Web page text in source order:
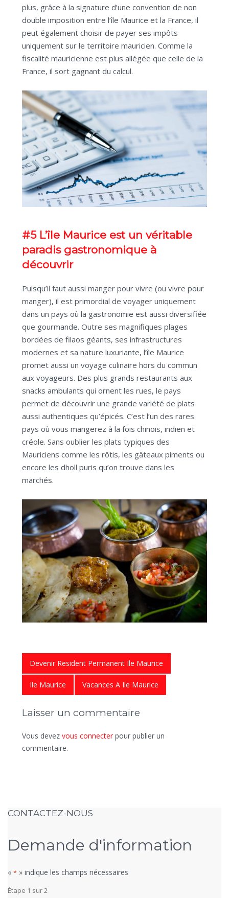
plus, grâce à la signature d’une convention de non
double imposition entre l’île Maurice et la France, il
peut également choisir de payer ses impôts
uniquement sur le territoire mauricien. Comme la
fiscalité mauricienne est plus allégée que celle de la
France, il sort gagnant du calcul.
#5 L’île Maurice est un véritable
paradis gastronomique à
découvrir
Puisqu’il faut aussi manger pour vivre (ou vivre pour
manger), il est primordial de voyager uniquement
dans un pays où la gastronomie est aussi diversifiée
que gourmande. Outre ses magnifiques plages
bordées de filaos géants, ses infrastructures
modernes et sa nature luxuriante, l’île Maurice
promet aussi un voyage culinaire hors du commun
aux voyageurs. Des plus grands restaurants aux
snacks ambulants qui ornent les rues, le pays
permet de découvrir une grande variété de plats
aussi authentiques qu’épicés. C’est l’un des rares
pays où vous mangerez à la fois chinois, indien et
créole. Sans oublier les plats typiques des
Mauriciens comme les rôtis, les gâteaux piments ou
encore les dholl puris qu’on trouve dans les
marchés.
Devenir Resident Permanent Ile Maurice
Ile Maurice Vacances A Ile Maurice
Laisser un commentaire
Vous devez vous connecter pour publier un
commentaire.
CONTACTEZ-NOUS
Demande d'information
« * » indique les champs nécessaires
Étape 1 sur2